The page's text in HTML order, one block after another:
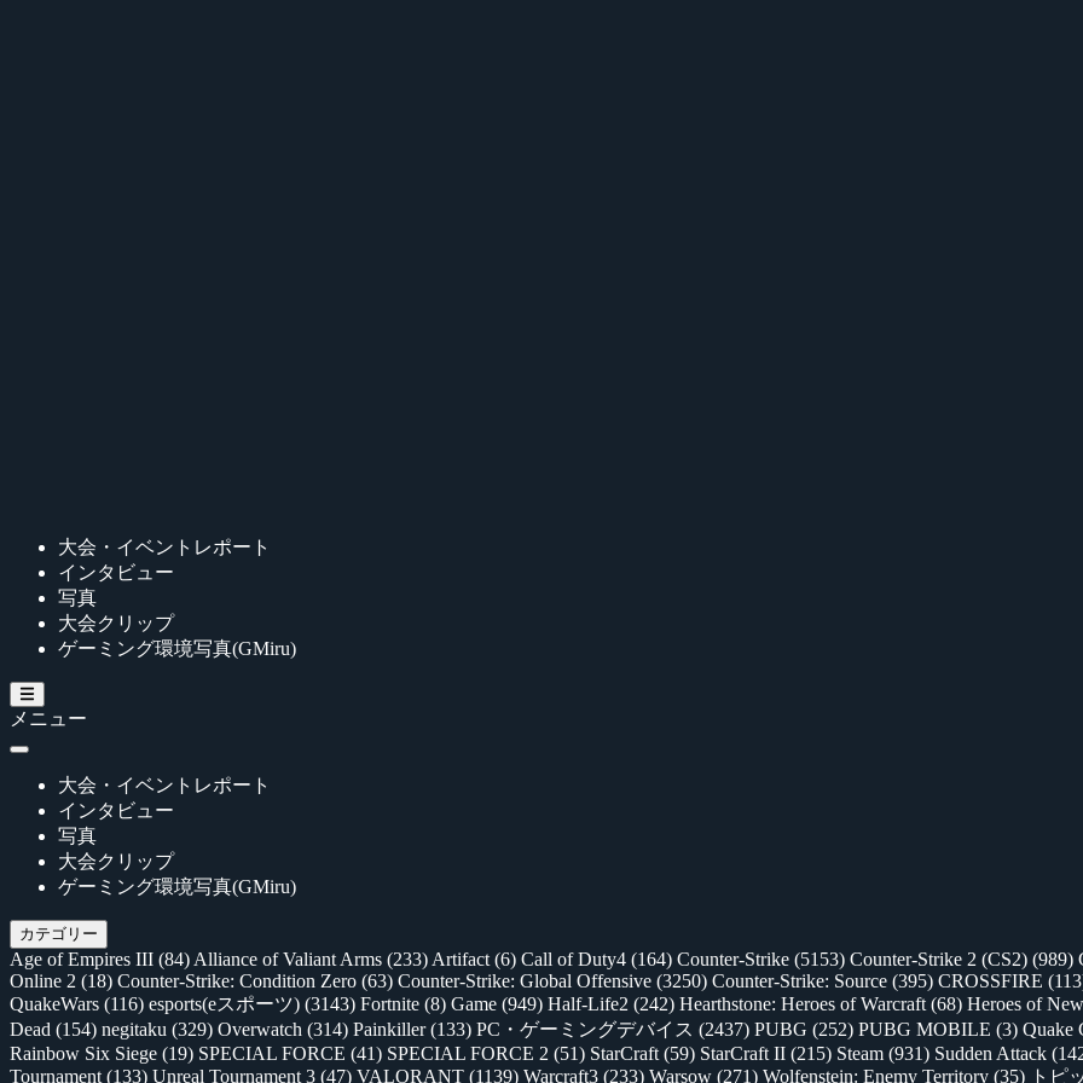
大会・イベントレポート
インタビュー
写真
大会クリップ
ゲーミング環境写真(GMiru)
メニュー
大会・イベントレポート
インタビュー
写真
大会クリップ
ゲーミング環境写真(GMiru)
カテゴリー
Age of Empires III (84) Alliance of Valiant Arms (233) Artifact (6) Call of Duty4 (164) Counter-Strike (5153) Counter-Strike 2 (CS2) (989)
Online 2 (18) Counter-Strike: Condition Zero (63) Counter-Strike: Global Offensive (3250) Counter-Strike: Source (395) CROSSFIRE
QuakeWars (116) esports(eスポーツ) (3143) Fortnite (8) Game (949) Half-Life2 (242) Hearthstone: Heroes of Warcraft (68) Heroes of
Dead (154) negitaku (329) Overwatch (314) Painkiller(133) PC・ゲーミングデバイス (2437) PUBG (252) PUBG MOBILE (3) Quake
Rainbow Six Siege (19) SPECIAL FORCE (41) SPECIAL FORCE 2 (51) StarCraft (59) StarCraft II (215) Steam (931) Sudden Attack
Tournament (133) Unreal Tournament 3 (47) VALORANT (1139) Warcraft3 (233) Warsow (271) Wolfenstein: Enemy Territory (35) トピ